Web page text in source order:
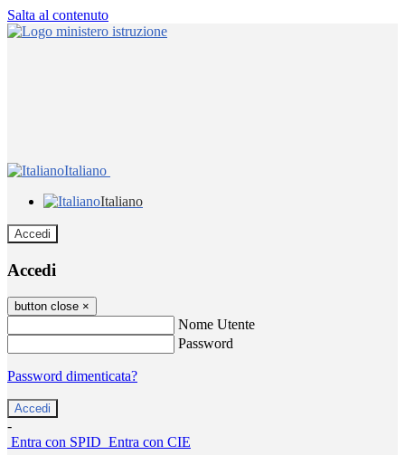
Salta al contenuto
Italiano
Italiano
Accedi
Accedi
button close ×
Nome Utente
Password
Password dimenticata?
-
Entra con SPID Entra con CIE